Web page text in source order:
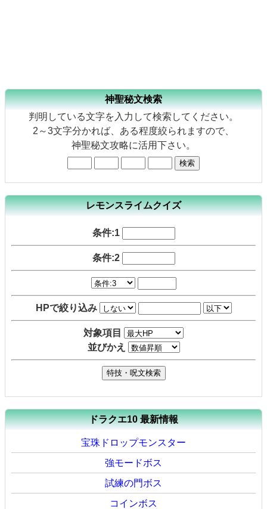
神聖秘文検索
判明している文字を入力して検索してください。
2～3文字分かれば、ある程度絞られますので、
神聖秘文攻略に活用下さい。
レモンスライムクイズ
条件:1
条件:2
HPで絞り込み
対象項目
並びかえ
ドラクエ10 最新情報
宝珠ドロップモンスター
強モードボス
試練の門ボス
コインボス